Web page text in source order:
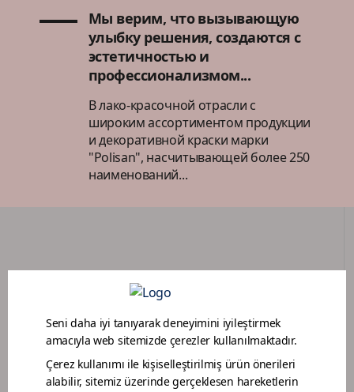
Мы верим, что вызывающую
улыбку решения, создаются с
эстетичностью и
профессионализмом...
В лако-красочной отрасли с
широким ассортиментом продукции
и декоративной краски марки
"Polisan", насчитывающей более 250
наименований...
ПОРТАЛ ДИЛЕРОВ